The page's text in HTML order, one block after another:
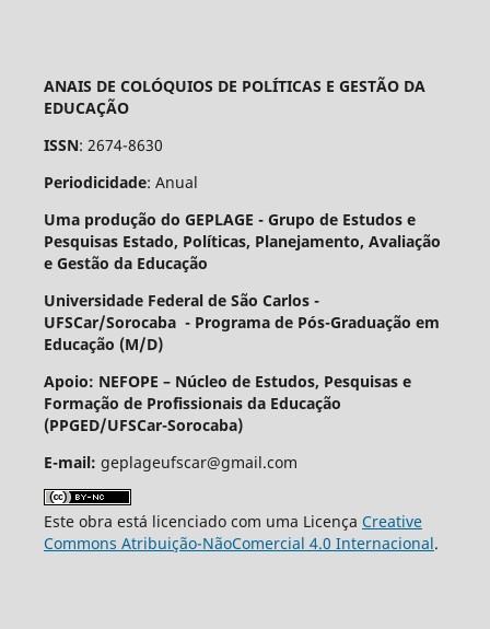
ANAIS DE COLÓQUIOS DE POLÍTICAS E GESTÃO DA
EDUCAÇÃO
ISSN: 2674-8630
Periodicidade: Anual
Uma produção do GEPLAGE - Grupo de Estudos e
Pesquisas Estado, Políticas, Planejamento, Avaliação
e Gestão da Educação
Universidade Federal de São Carlos -
UFSCar/Sorocaba - Programa de Pós-Graduação em
Educação (M/D)
Apoio: NEFOPE – Núcleo de Estudos, Pesquisas e
Formação de Profissionais da Educação
(PPGED/UFSCar-Sorocaba)
E-mail: geplageufscar@gmail.com
Este obra está licenciado com uma Licença Creative
Commons Atribuição-NãoComercial 4.0 Internacional.